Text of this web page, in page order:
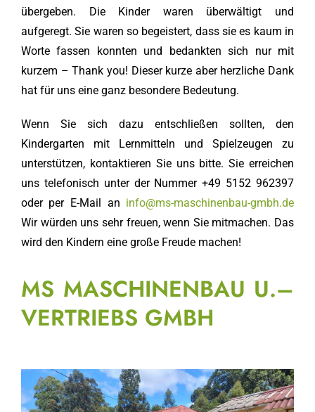
übergeben. Die Kinder waren überwältigt und
aufgeregt. Sie waren so begeistert, dass sie es kaum in
Worte fassen konnten und bedankten sich nur mit
kurzem – Thank you! Dieser kurze aber herzliche Dank
hat für uns eine ganz besondere Bedeutung.
Wenn Sie sich dazu entschließen sollten, den
Kindergarten mit Lernmitteln und Spielzeugen zu
unterstützen, kontaktieren Sie uns bitte. Sie erreichen
uns telefonisch unter der Nummer +49 5152 962397
oder per E-Mail an info@ms-maschinenbau-gmbh.de
Wir würden uns sehr freuen, wenn Sie mitmachen. Das
wird den Kindern eine große Freude machen!
MS MASCHINENBAU U.–
VERTRIEBS GMBH